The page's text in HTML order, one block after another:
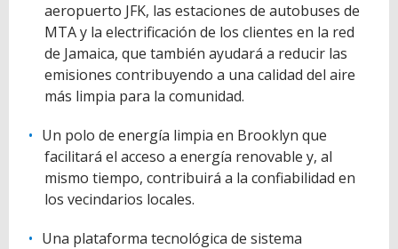
aeropuerto JFK, las estaciones de autobuses de
MTA y la electrificación de los clientes en la red
de Jamaica, que también ayudará a reducir las
emisiones contribuyendo a una calidad del aire
más limpia para la comunidad.
Un polo de energía limpia en Brooklyn que
facilitará el acceso a energía renovable y, al
mismo tiempo, contribuirá a la confiabilidad en
los vecindarios locales.
Una plataforma tecnológica de sistema